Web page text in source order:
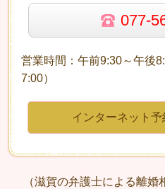
077-
営業時間：午前9:30～午後
7:00）
インターネット予
（滋賀の弁護士による離婚